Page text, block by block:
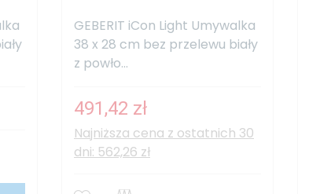
GEBERIT iCon Light Umywalka
38 x 28 cm bez przelewu biały
z powło...
491,42 zł
Najniższa cena z ostatnich 30
dni: 562,26 zł